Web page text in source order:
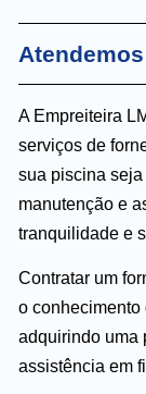
A Empreiteira
serviços de
sua piscina
manutenção e
tranquilidade e
Contratar um
o conhecimento
adquirindo uma
assistência em